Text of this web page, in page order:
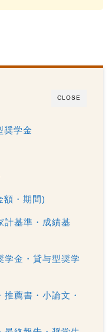
CLOSE
奨学金
額・期間)
計基準・成績基
学金・貸与型奨学
薦書・小論文・